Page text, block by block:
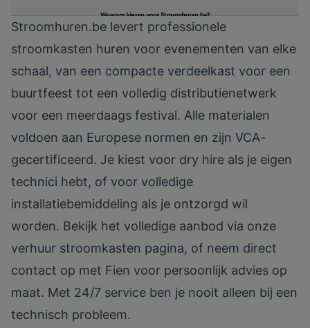
Stroomhuren.be levert professionele
stroomkasten huren voor evenementen van elke
schaal, van een compacte verdeelkast voor een
buurtfeest tot een volledig distributienetwerk
voor een meerdaags festival. Alle materialen
voldoen aan Europese normen en zijn VCA-
gecertificeerd. Je kiest voor dry hire als je eigen
technici hebt, of voor volledige
installatiebemiddeling als je ontzorgd wil
worden. Bekijk het volledige aanbod via onze
verhuur stroomkasten pagina, of neem direct
contact op met Fien voor persoonlijk advies op
maat. Met 24/7 service ben je nooit alleen bij een
technisch probleem.